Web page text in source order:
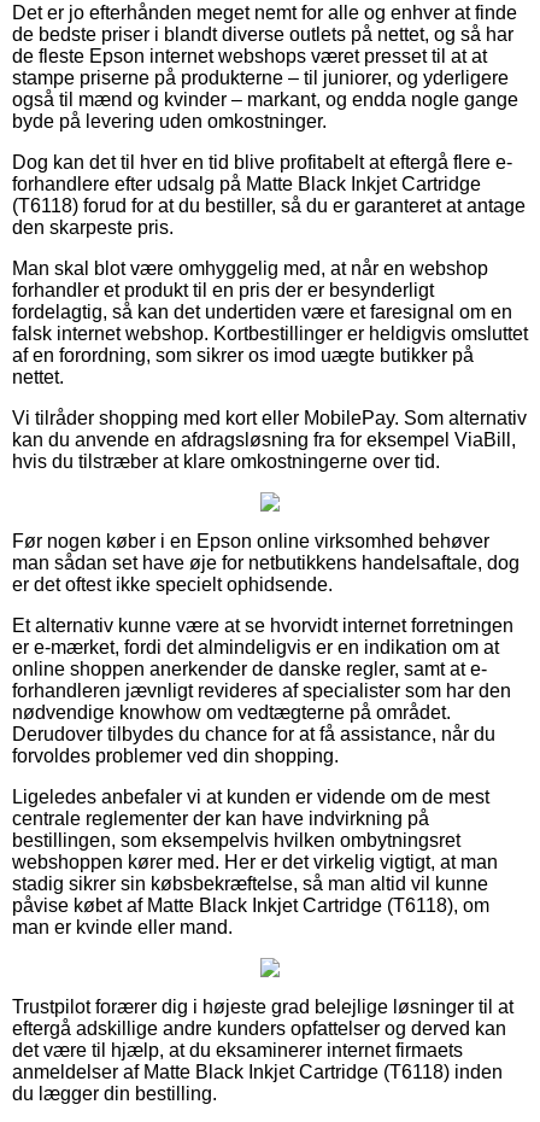
Det er jo efterhånden meget nemt for alle og enhver at finde
de bedste priser i blandt diverse outlets på nettet, og så har
de fleste Epson internet webshops været presset til at at
stampe priserne på produkterne – til juniorer, og yderligere
også til mænd og kvinder – markant, og endda nogle gange
byde på levering uden omkostninger.
Dog kan det til hver en tid blive profitabelt at eftergå flere e-
forhandlere efter udsalg på Matte Black Inkjet Cartridge
(T6118) forud for at du bestiller, så du er garanteret at antage
den skarpeste pris.
Man skal blot være omhyggelig med, at når en webshop
forhandler et produkt til en pris der er besynderligt
fordelagtig, så kan det undertiden være et faresignal om en
falsk internet webshop. Kortbestillinger er heldigvis omsluttet
af en forordning, som sikrer os imod uægte butikker på
nettet.
Vi tilråder shopping med kort eller MobilePay. Som alternativ
kan du anvende en afdragsløsning fra for eksempel ViaBill,
hvis du tilstræber at klare omkostningerne over tid.
Før nogen køber i en Epson online virksomhed behøver
man sådan set have øje for netbutikkens handelsaftale, dog
er det oftest ikke specielt ophidsende.
Et alternativ kunne være at se hvorvidt internet forretningen
er e-mærket, fordi det almindeligvis er en indikation om at
online shoppen anerkender de danske regler, samt at e-
forhandleren jævnligt revideres af specialister som har den
nødvendige knowhow om vedtægterne på området.
Derudover tilbydes du chance for at få assistance, når du
forvoldes problemer ved din shopping.
Ligeledes anbefaler vi at kunden er vidende om de mest
centrale reglementer der kan have indvirkning på
bestillingen, som eksempelvis hvilken ombytningsret
webshoppen kører med. Her er det virkelig vigtigt, at man
stadig sikrer sin købsbekræftelse, så man altid vil kunne
påvise købet af Matte Black Inkjet Cartridge (T6118), om
man er kvinde eller mand.
Trustpilot forærer dig i højeste grad belejlige løsninger til at
eftergå adskillige andre kunders opfattelser og derved kan
det være til hjælp, at du eksaminerer internet firmaets
anmeldelser af Matte Black Inkjet Cartridge (T6118) inden
du lægger din bestilling.